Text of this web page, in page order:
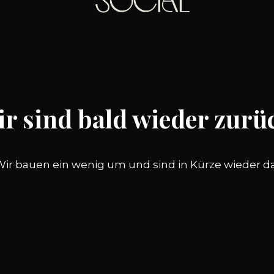
sind bald wieder
bauen ein wenig um und sind in Kürze wieder